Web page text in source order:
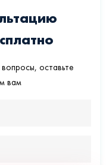
оставьте
вам